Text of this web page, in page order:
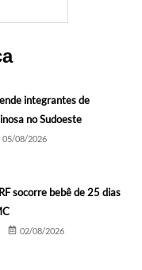
integrantes de
no Sudoeste
05/08/2026
socorre bebê de 25 dias
02/08/2026